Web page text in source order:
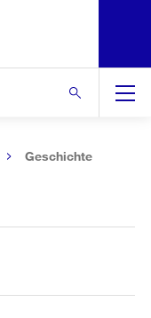
Geschichte